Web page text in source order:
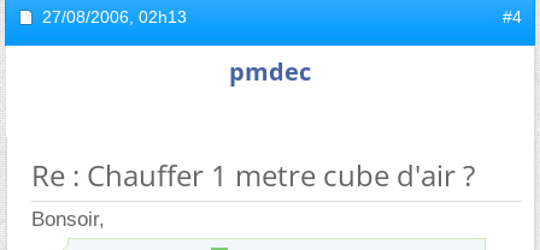
27/08/2006, 02h13 #4
pmdec
Re : Chauffer 1 metre cube d'air ?
Bonsoir,